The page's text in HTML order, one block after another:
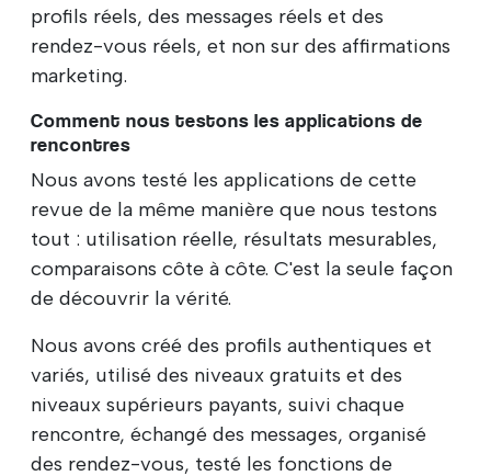
profils réels, des messages réels et des
rendez-vous réels, et non sur des affirmations
marketing.
Comment nous testons les applications de
rencontres
Nous avons testé les applications de cette
revue de la même manière que nous testons
tout : utilisation réelle, résultats mesurables,
comparaisons côte à côte. C'est la seule façon
de découvrir la vérité.
Nous avons créé des profils authentiques et
variés, utilisé des niveaux gratuits et des
niveaux supérieurs payants, suivi chaque
rencontre, échangé des messages, organisé
des rendez-vous, testé les fonctions de